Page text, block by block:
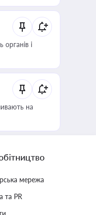
і
на
мережа
та PR